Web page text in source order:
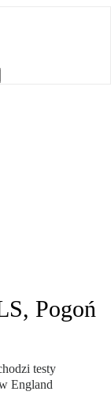
Pogoń
testy
England